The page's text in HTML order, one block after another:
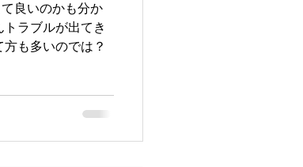
ることが期待さ
なってきますの
良いのかも分か
も多いのでは？